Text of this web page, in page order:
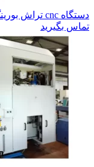
دستگاه cnc تراش بورینگ مدل Futura 110MF
تماس بگیرید